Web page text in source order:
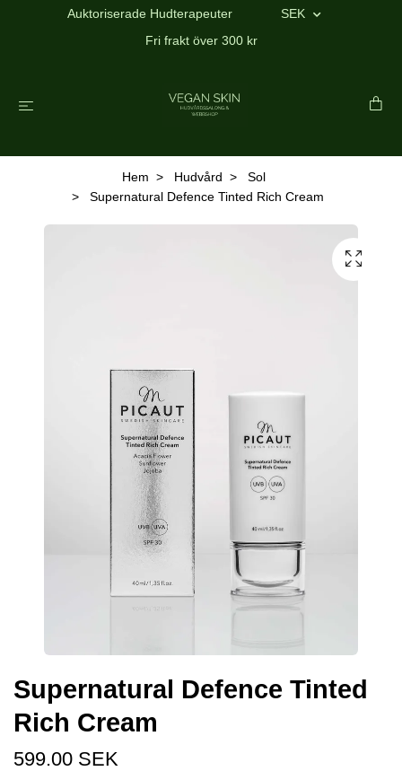
Auktoriserade Hudterapeuter
SEK
Fri frakt över 300 kr
Hem Hudvård
Sol
Supernatural Defence Tinted Rich Cream
Supernatural Defence Tinted
Rich Cream
599.00 SEK